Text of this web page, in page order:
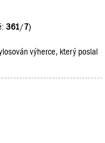
361/7)
výherce, který poslal